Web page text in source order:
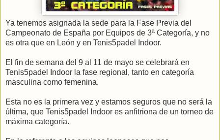
Ya tenemos asignada la sede para la Fase Previa del
Campeonato de España por Equipos de 3ª Categoría, y no
es otra que en León y en Tenis5padel Indoor.
El fin de semana del 9 al 11 de mayo se celebrará en
Tenis5padel Indoor la fase regional, tanto en categoría
masculina como femenina.
Esta no es la primera vez y estamos seguros que no será la
última, que Tenis5padel Indoor es anfitriona de un torneo de
máxima categoría.